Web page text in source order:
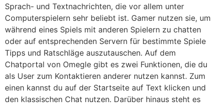
Sprach- und Textnachrichten, die vor allem unter
Computerspielern sehr beliebt ist. Gamer nutzen sie, um
während eines Spiels mit anderen Spielern zu chatten
oder auf entsprechenden Servern für bestimmte Spiele
Tipps und Ratschläge auszutauschen. Auf dem
Chatportal von Omegle gibt es zwei Funktionen, die du
als User zum Kontaktieren anderer nutzen kannst. Zum
einen kannst du auf der Startseite auf Text klicken und
den klassischen Chat nutzen. Darüber hinaus steht es